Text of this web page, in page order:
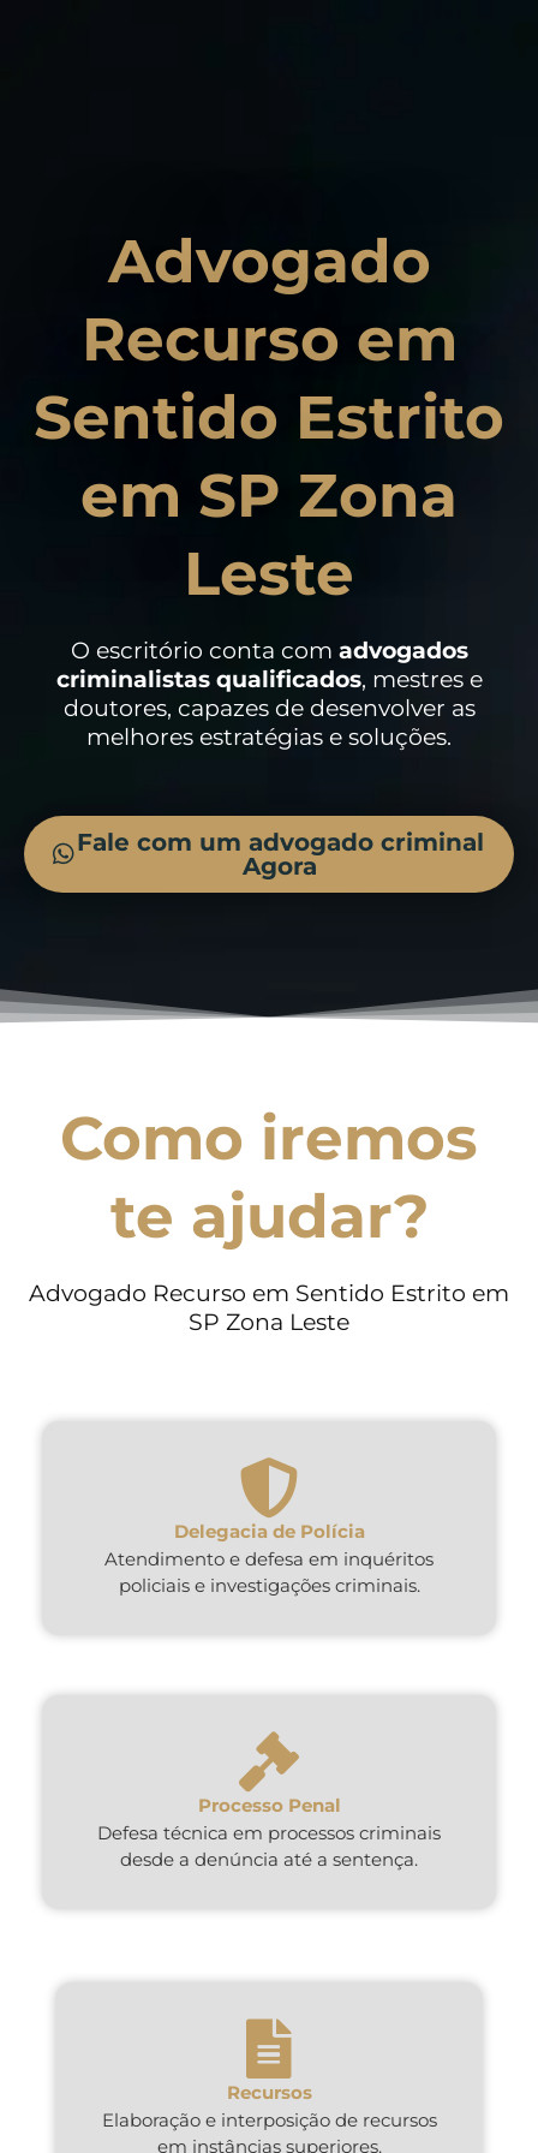
Advogado
Recurso em
Sentido Estrito
em SP Zona
Leste
O escritório conta com advogados
criminalistasqualificados, mestres e
doutores, capazes de desenvolver as
melhores estratégias e soluções.
Fale com um advogado criminal
Agora
Como iremos
te ajudar?
Advogado Recurso em Sentido Estrito em
SP Zona Leste
Delegacia de Polícia
Atendimento e defesa em inquéritos
policiais e investigações criminais.
Processo Penal
Defesa técnica em processos criminais
desde a denúncia até a sentença.
Recursos
Elaboração e interposição de recursos
em instâncias superiores.